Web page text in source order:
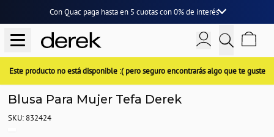
Con Quac paga hasta en 5 cuotascon0% de interés
Este producto no está disponible :( pero seguro encontrarás algo que te guste
Blusa Para Mujer Tefa Derek
SKU: 832424